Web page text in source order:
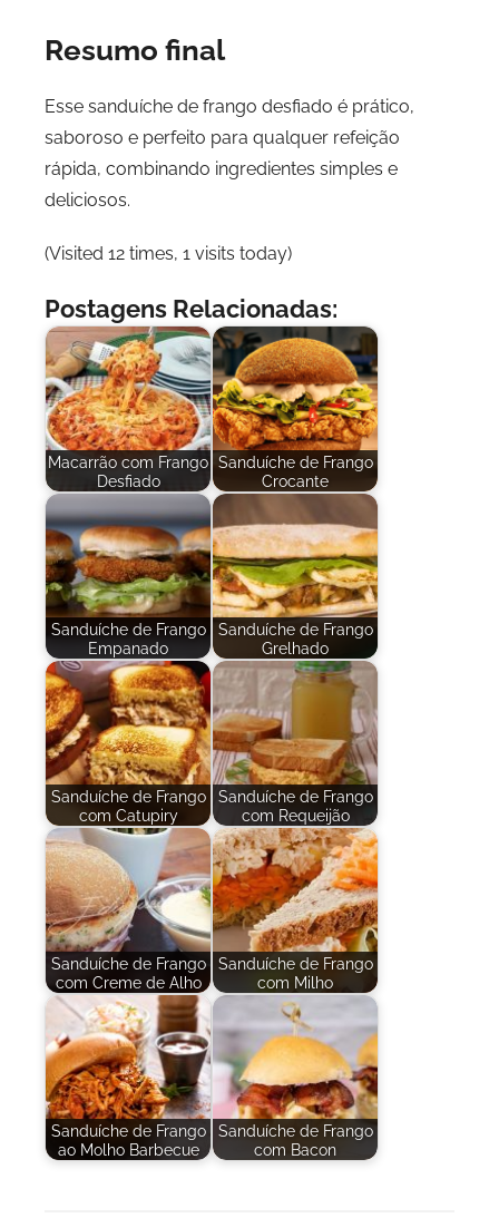
Resumo final
Esse sanduíche de frango desfiado é prático,
saboroso e perfeito para qualquer refeição
rápida, combinando ingredientes simples e
deliciosos.
(Visited 12 times, 1 visits today)
Postagens Relacionadas:
Macarrão com Frango
Desfiado
Sanduíche de Frango
Crocante
Sanduíche de Frango
Empanado
Sanduíche de Frango
Grelhado
Sanduíche de Frango
com Catupiry
Sanduíche de Frango
com Requeijão
Sanduíche de Frango
com Creme de Alho
Sanduíche de Frango
com Milho
Sanduíche de Frango
ao Molho Barbecue
Sanduíche de Frango
com Bacon